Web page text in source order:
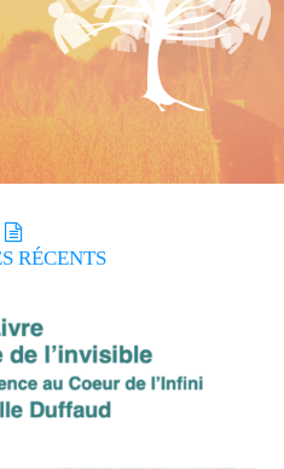
RÉCENTS